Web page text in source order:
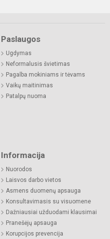
Paslaugos
Ugdymas
Neformalusis švietimas
Pagalba mokiniams ir tėvams
Vaikų maitinimas
Patalpų nuoma
Informacija
Nuorodos
Laisvos darbo vietos
Asmens duomenų apsauga
Konsultavimasis su visuomene
Dažniausiai užduodami klausimai
Pranešėjų apsauga
Korupcijos prevencija